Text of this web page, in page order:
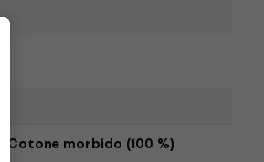
Cotone morbido (100 %)